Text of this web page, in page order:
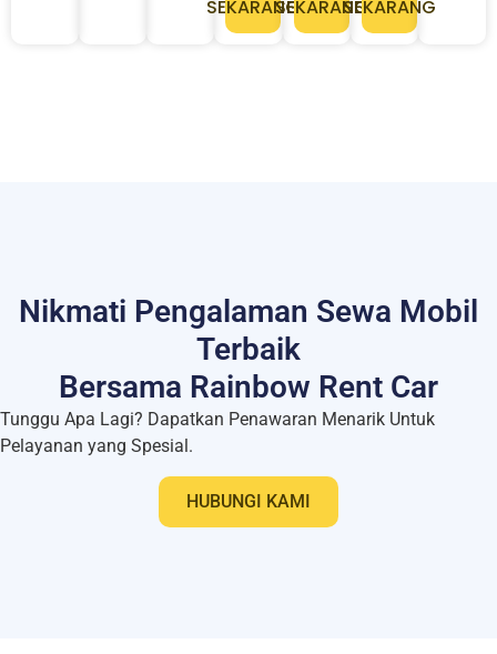
SEKARANGSEKARANGSEKARANG
Nikmati Pengalaman Sewa Mobil
Terbaik
Bersama Rainbow Rent Car
Tunggu Apa Lagi? Dapatkan Penawaran Menarik Untuk
Pelayanan yang Spesial.
HUBUNGI KAMI